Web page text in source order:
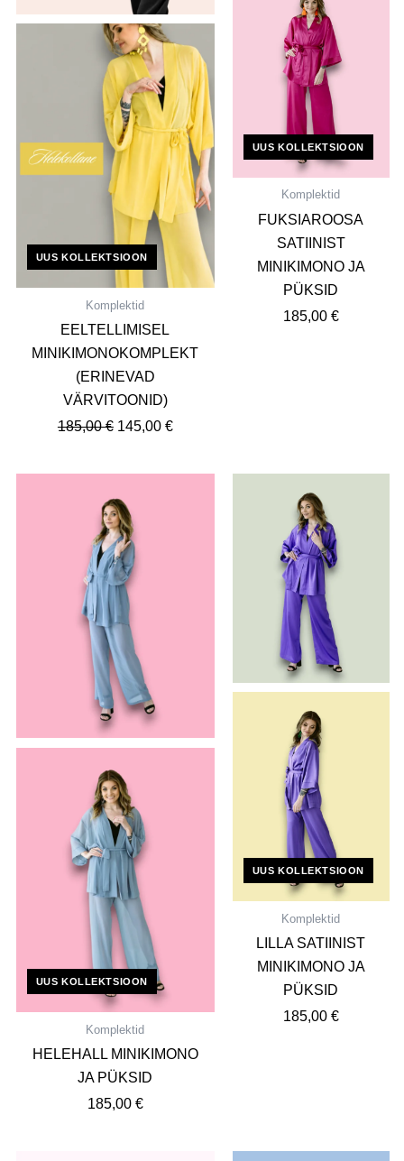
UUS KOLLEKTSIOON
Komplektid
EELTELLIMISEL
MINIKIMONOKOMPLEKT
(ERINEVAD
VÄRVITOONID)
185,00€ 145,00 €
UUS KOLLEKTSIOON
Komplektid
FUKSIAROOSA
SATIINIST
MINIKIMONO JA
PÜKSID
185,00 €
UUS KOLLEKTSIOON
Komplektid
HELEHALL MINIKIMONO
JA PÜKSID
185,00 €
UUS KOLLEKTSIOON
Komplektid
LILLA SATIINIST
MINIKIMONO JA
PÜKSID
185,00 €